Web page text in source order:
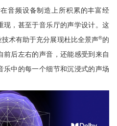
音频设备制造上所积累的丰富经
，甚至于音乐厅的声学设计。这
术有助于充分展现杜比全景声®的
后左右的声音，还能感受到来自
中的每一个细节和沉浸式的声场